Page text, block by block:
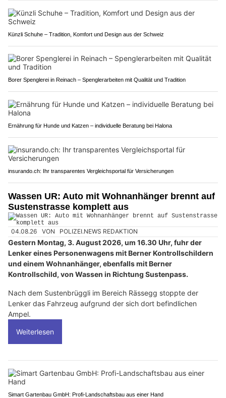
Künzli Schuhe – Tradition, Komfort und Design aus der Schweiz
Borer Spenglerei in Reinach – Spenglerarbeiten mit Qualität und Tradition
Ernährung für Hunde und Katzen – individuelle Beratung bei Halona
insurando.ch: Ihr transparentes Vergleichsportal für Versicherungen
Wassen UR: Auto mit Wohnanhänger brennt auf
Sustenstrasse komplett aus
04.08.26 VON POLIZEI.NEWS REDAKTION
Gestern Montag, 3. August 2026, um 16.30 Uhr, fuhr der
Lenker eines Personenwagens mit Berner Kontrollschildern
und einem Wohnanhänger, ebenfalls mit Berner
Kontrollschild, von Wassen in Richtung Sustenpass.
Nach dem Sustenbrüggli im Bereich Rässegg stoppte der
Lenker das Fahrzeug aufgrund der sich dort befindlichen
Ampel.
Weiterlesen
Simart Gartenbau GmbH: Profi-Landschaftsbau aus einer Hand